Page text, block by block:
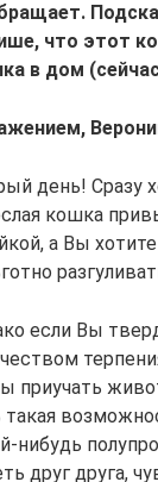
что этот
в дом
день! Сразу
кошка
а Вы
если Вы
приучать
такая
нибудь
друг друга,